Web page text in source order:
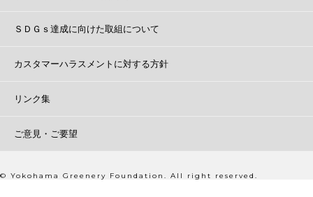
ＳＤＧｓ達成に向けた取組について
カスタマーハラスメントに対する方針
リンク集
ご意見・ご要望
© Yokohama Greenery Foundation. All right reserved.